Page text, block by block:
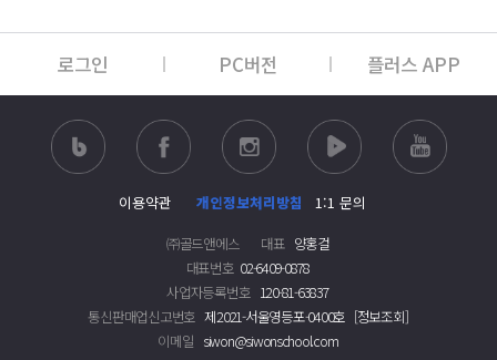
로그인 PC버전 플러스 APP
이용약관 개인정보처리방침
1:1 문의
㈜골드앤에스
대표 양홍걸
대표번호 02-6409-0878
사업자등록번호 120-81-63837
통신판매업신고번호 제2021-서울영등포-0400호 [정보조회]
이메일 siwon@siwonschool.com